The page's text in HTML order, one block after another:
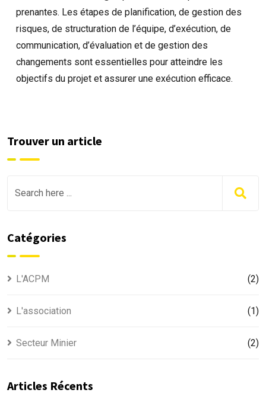
prenantes. Les étapes de planification, de gestion des
risques, de structuration de l’équipe, d’exécution, de
communication, d’évaluation et de gestion des
changements sont essentielles pour atteindre les
objectifs du projet et assurer une exécution efficace.
Trouver un article
Catégories
L'ACPM (2)
L'association (1)
Secteur Minier (2)
Articles Récents